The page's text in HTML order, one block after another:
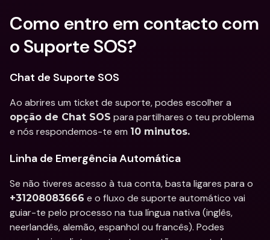
Como entro em contacto com
o Suporte SOS?
Chat de Suporte SOS
opção de Chat SOS para partilhares o teu problema
e nós respondemos-te em 10 minutos.
Linha de Emergência Automática
+31208083666 e o fluxo de suporte automático vai
guiar-te pelo processo na tua língua nativa (inglês,
neerlandês, alemão, espanhol ou francês). Podes